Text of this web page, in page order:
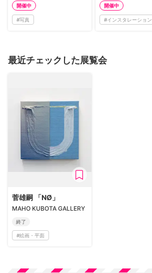
開催中
#写真
開催中
#インスタレーション
最近チェックした展覧会
菅雄嗣 「NØ」
MAHO KUBOTA GALLERY
終了
#絵画・平面